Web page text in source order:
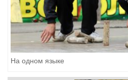
На одном языке